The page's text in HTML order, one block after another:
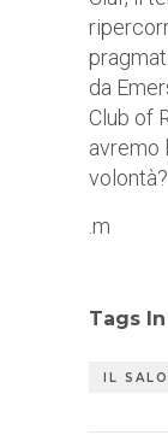
da
Club of
avremo
.m
Tags In
IL